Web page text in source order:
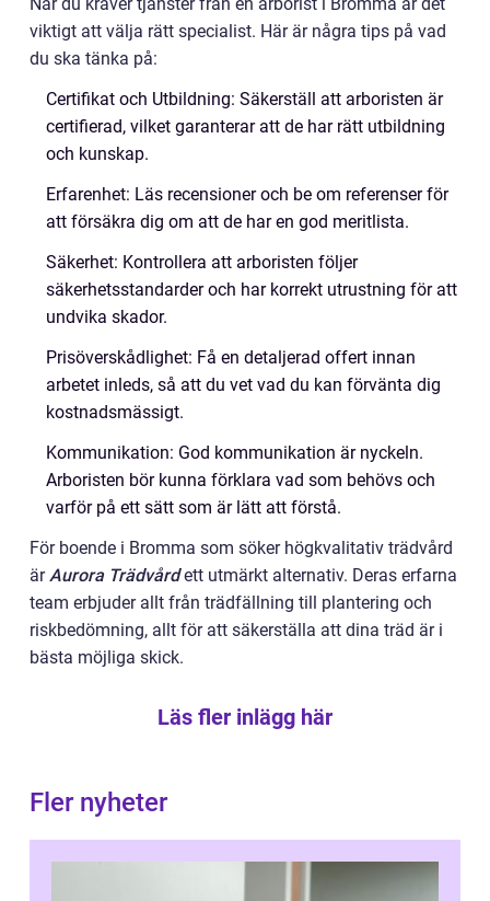
När du kräver tjänster från en arborist i Bromma är det
viktigt att välja rätt specialist. Här är några tips på vad
du ska tänka på:
Certifikat och Utbildning: Säkerställ att arboristen är
certifierad, vilket garanterar att de har rätt utbildning
och kunskap.
Erfarenhet: Läs recensioner och be om referenser för
att försäkra dig om att de har en god meritlista.
Säkerhet: Kontrollera att arboristen följer
säkerhetsstandarder och har korrekt utrustning för att
undvika skador.
Prisöverskådlighet: Få en detaljerad offert innan
arbetet inleds, så att du vet vad du kan förvänta dig
kostnadsmässigt.
Kommunikation: God kommunikation är nyckeln.
Arboristen bör kunna förklara vad som behövs och
varför på ett sätt som är lätt att förstå.
För boende i Bromma som söker högkvalitativ trädvård
ärAurora Trädvård ett utmärkt alternativ. Deras erfarna
team erbjuder allt från trädfällning till plantering och
riskbedömning, allt för att säkerställa att dina träd är i
bästa möjliga skick.
Läs fler inlägg här
Fler nyheter